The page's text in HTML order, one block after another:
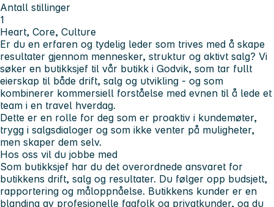
Antall stillinger
1
Heart, Core, Culture
Er du en erfaren og tydelig leder som trives med å skape
resultater gjennom mennesker, struktur og aktivt salg? Vi
søker en butikksjef til vår butikk i Godvik, som tar fullt
eierskap til både drift, salg og utvikling - og som
kombinerer kommersiell forståelse med evnen til å lede et
team i en travel hverdag.
Dette er en rolle for deg som er proaktiv i kundemøter,
trygg i salgsdialoger og som ikke venter på muligheter,
men skaper dem selv.
Hos oss vil du jobbe med
Som butikksjef har du det overordnede ansvaret for
butikkens drift, salg og resultater. Du følger opp budsjett,
rapportering og måloppnåelse. Butikkens kunder er en
blanding av profesjonelle fagfolk og privatkunder, og du